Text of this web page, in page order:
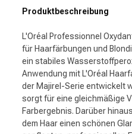
Produktbeschreibung
L'Oréal Professionnel
für Haarfärbungen und
ein stabiles
Anwendung mit L'Oréal
der Majirel-Serie entwickelt
sorgt für eine gleichmäßige
Farbergebnis. Darüber
dem Haar einen schönen